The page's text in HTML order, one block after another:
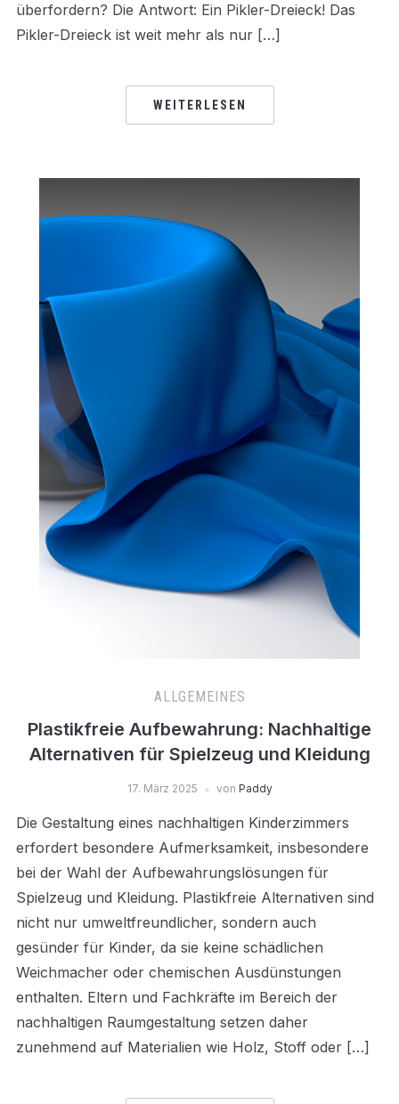
überfordern? Die Antwort: Ein Pikler-Dreieck! Das
Pikler-Dreieck ist weit mehr als nur […]
WEITERLESEN
ALLGEMEINES
Plastikfreie Aufbewahrung: Nachhaltige
Alternativen für Spielzeug und Kleidung
17. März 2025 von Paddy
Die Gestaltung eines nachhaltigen Kinderzimmers
erfordert besondere Aufmerksamkeit, insbesondere
bei der Wahl der Aufbewahrungslösungen für
Spielzeug und Kleidung. Plastikfreie Alternativen sind
nicht nur umweltfreundlicher, sondern auch
gesünder für Kinder, da sie keine schädlichen
Weichmacher oder chemischen Ausdünstungen
enthalten. Eltern und Fachkräfte im Bereich der
nachhaltigen Raumgestaltung setzen daher
zunehmend auf Materialien wie Holz, Stoff oder […]